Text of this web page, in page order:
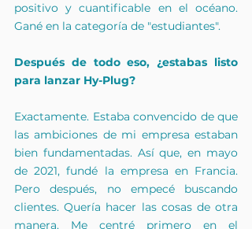
positivo y cuantificable en el océano.
Gané en la categoría de "estudiantes".
Después de todo eso, ¿estabas listo
para lanzar Hy-Plug?
Exactamente. Estaba convencido de que
las ambiciones de mi empresa estaban
bien fundamentadas. Así que, en mayo
de 2021, fundé la empresa en Francia.
Pero después, no empecé buscando
clientes. Quería hacer las cosas de otra
manera. Me centré primero en el